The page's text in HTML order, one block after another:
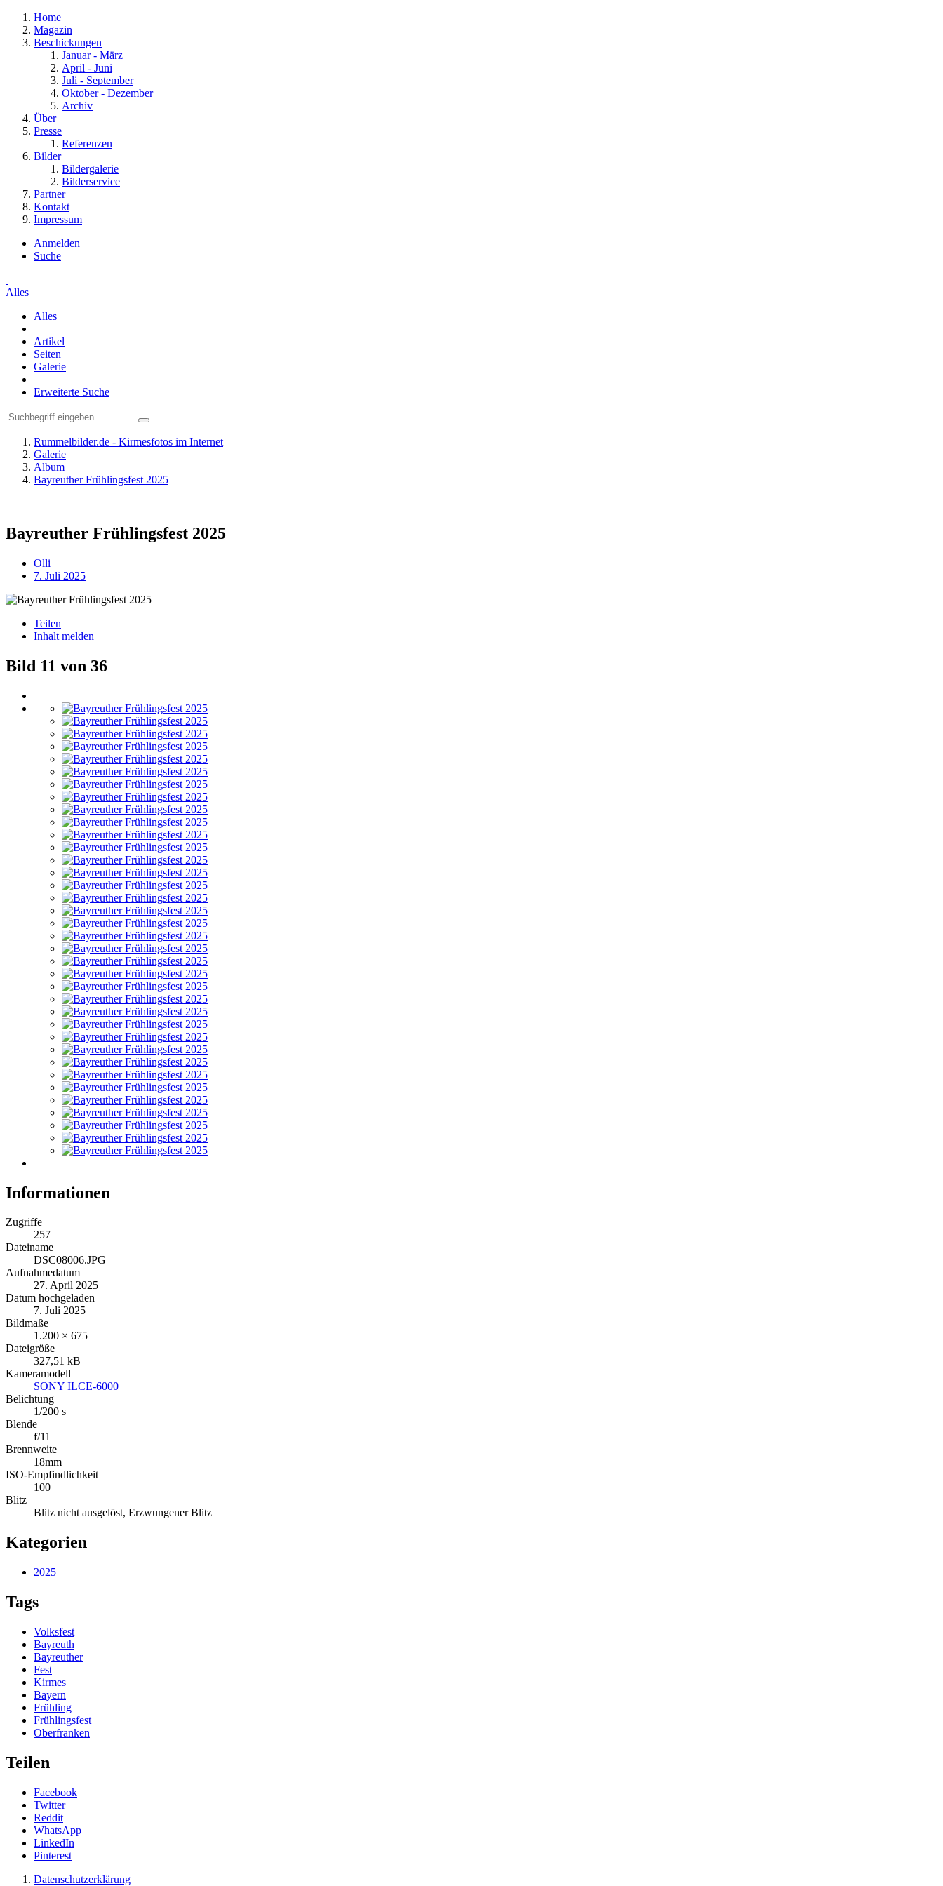
Home
Magazin
Beschickungen
Januar - März
April - Juni
Juli - September
Oktober - Dezember
Archiv
Über
Presse
Referenzen
Bilder
Bildergalerie
Bilderservice
Partner
Kontakt
Impressum
Anmelden
Suche
Alles
Alles
Artikel
Seiten
Galerie
Erweiterte Suche
Rummelbilder.de - Kirmesfotos im Internet
Galerie
Album
Bayreuther Frühlingsfest 2025
Bayreuther Frühlingsfest 2025
Olli
7. Juli 2025
Teilen
Inhalt melden
Bild 11 von 36
Informationen
Zugriffe
257
Dateiname
DSC08006.JPG
Aufnahmedatum
27. April 2025
Datum hochgeladen
7. Juli 2025
Bildmaße
1.200 × 675
Dateigröße
327,51 kB
Kameramodell
SONY ILCE-6000
Belichtung
1/200 s
Blende
f/11
Brennweite
18mm
ISO-Empfindlichkeit
100
Blitz
Blitz nicht ausgelöst, Erzwungener Blitz
Kategorien
2025
Tags
Volksfest
Bayreuth
Bayreuther
Fest
Kirmes
Bayern
Frühling
Frühlingsfest
Oberfranken
Teilen
Facebook
Twitter
Reddit
WhatsApp
LinkedIn
Pinterest
Datenschutzerklärung